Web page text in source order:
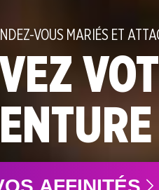
VOUS MARIÉS ET
1
1
2
3
0
1
2
5
6
7